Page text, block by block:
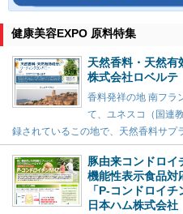
健康美容EXPO 原料特集
天然香料・天然有
株式会社ロベルテ
香料発祥の地 南フラ
て、ユネスコ（国連
録されているこの地で、天然香料サプ
豚由来コンドロイ
機能性表示食品対
「P-コンドロイチ
日本ハム株式会社